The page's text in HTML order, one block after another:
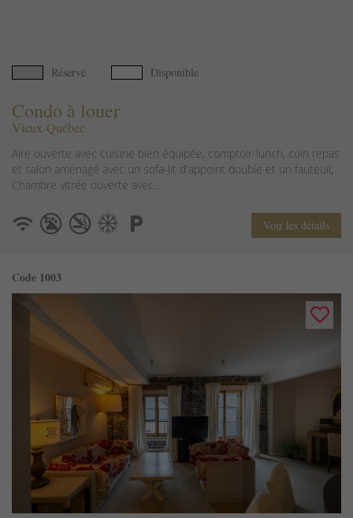
Réservé Disponible
Condo à louer
Vieux-Québec
Aire ouverte avec cuisine bien équipée, comptoir-lunch, coin repas
et salon aménagé avec un sofa-lit d'appoint double et un fauteuil;
Chambre vitrée ouverte avec...
Voir les détails
Code 1003